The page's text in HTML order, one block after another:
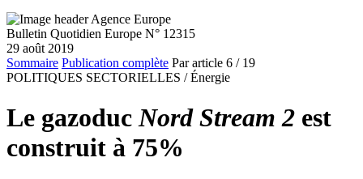
Bulletin Quotidien Europe N° 12315
29 août 2019
Sommaire Publication complète Par article 6 / 19
POLITIQUES SECTORIELLES / Énergie
Le gazoduc Nord Stream 2 est
construit à 75%